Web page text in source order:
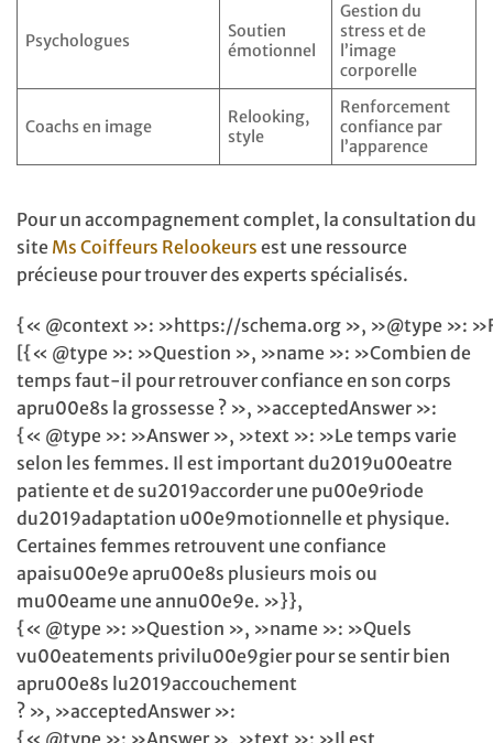
Psychologues
Soutien
émotionnel
Gestion du
stress et de
l’image
corporelle
Coachs en image
Relooking,
style
Renforcement
confiance par
l’apparence
Pour un accompagnement complet, la consultation du
site Ms Coiffeurs Relookeurs est une ressource
précieuse pour trouver des experts spécialisés.
{« @context »: »https://schema.org », »@type »:
[{« @type »: »Question », »name »: »Combien de
temps faut-il pour retrouver confiance en son corps
apru00e8s la grossesse ? », »acceptedAnswer »:
{« @type »: »Answer », »text »: »Le temps varie
selon les femmes. Il est important du2019u00eatre
patiente et de su2019accorder une pu00e9riode
du2019adaptation u00e9motionnelle et physique.
Certaines femmes retrouvent une confiance
apaisu00e9e apru00e8s plusieurs mois ou
mu00eame une annu00e9e. »}},
{« @type »: »Question », »name »: »Quels
vu00eatements privilu00e9gier pour se sentir bien
apru00e8s lu2019accouchement
? », »acceptedAnswer »:
{« @type »: »Answer », »text »: »Il est